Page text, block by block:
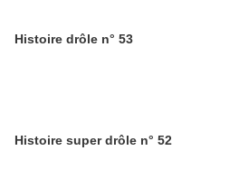
Histoire drôle n° 53
Histoire super drôle n° 52